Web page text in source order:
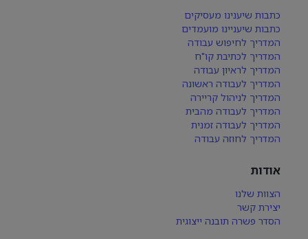
כתבות שיענינו מעסיקים
כתבות שיעניינו מועמדים
המדריך לחיפוש עבודה
המדריך לכתיבת קו"ח
המדריך לראיון עבודה
המדריך לעבודה ראשונה
המדריך לניהול קריירה
המדריך לעבודה מהבית
המדריך לעבודה זמנית
המדריך לחוזה עבודה
אודות
הצוות שלנו
יצירת קשר
הסדר פשרה תובנה ייצוגית